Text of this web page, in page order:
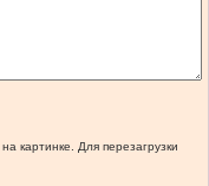
картинке. Для перезагрузки